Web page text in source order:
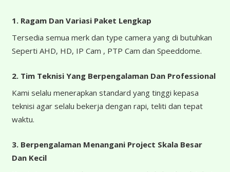
1. Ragam Dan Variasi Paket Lengkap
Tersedia semua merk dan type camera yang di butuhkan
Seperti AHD, HD, IP Cam , PTP Cam dan Speeddome.
2. Tim Teknisi Yang Berpengalaman Dan Professional
Kami selalu menerapkan standard yang tinggi kepasa
teknisi agar selalu bekerja dengan rapi, teliti dan tepat
waktu.
3. Berpengalaman Menangani Project Skala Besar
Dan Kecil